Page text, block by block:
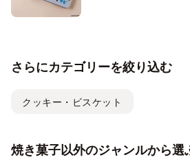
さらにカテゴリーを絞り込む
クッキー・ビスケット
焼き菓子以外のジャンルから選